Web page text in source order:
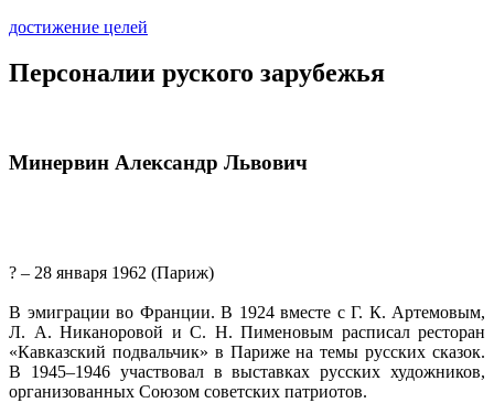
достижение целей
Персоналии руского зарубежья
Минервин Александр Львович
? – 28 января 1962 (Париж)
В эмиграции во Франции. В 1924 вместе с Г. К. Артемовым,
Л. А. Никаноровой и С. Н. Пименовым расписал ресторан
«Кавказский подвальчик» в Париже на темы русских сказок.
В 1945–1946 участвовал в выставках русских художников,
организованных Союзом советских патриотов.